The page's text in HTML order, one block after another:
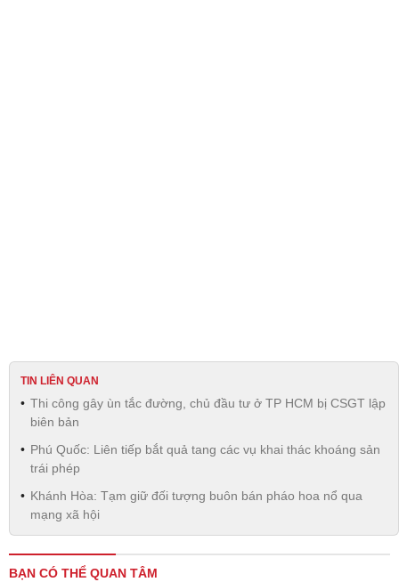
TIN LIÊN QUAN
Thi công gây ùn tắc đường, chủ đầu tư ở TP HCM bị CSGT lập
biên bản
Phú Quốc: Liên tiếp bắt quả tang các vụ khai thác khoáng sản
trái phép
Khánh Hòa: Tạm giữ đối tượng buôn bán pháo hoa nổ qua
mạng xã hội
BẠN CÓ THỂ QUAN TÂM